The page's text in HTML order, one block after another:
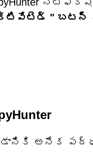
" బటన్
అనేక